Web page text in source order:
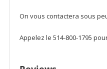
On vous contactera sous
Appelez le 514-800-1795